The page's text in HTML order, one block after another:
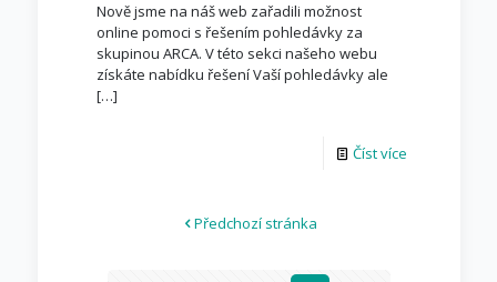
Nově jsme na náš web zařadili možnost
online pomoci s řešením pohledávky za
skupinou ARCA. V této sekci našeho webu
získáte nabídku řešení Vaší pohledávky ale
[…]
Číst více
Předchozí stránka